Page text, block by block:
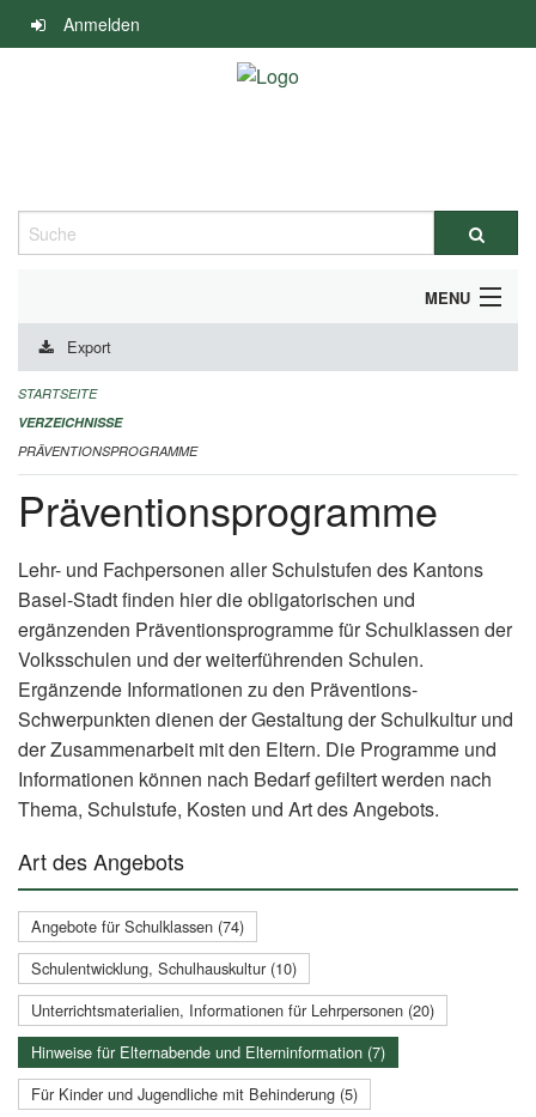
Navigation
überspringen
Anmelden
Suche
MENU
DURCHFÜHRUNG UND FINANZIERUNG
IMPRESSUM
Export
STARTSEITE
VERZEICHNISSE
PRÄVENTIONSPROGRAMME
Präventionsprogramme
Lehr- und Fachpersonen aller Schulstufen des Kantons
Basel-Stadt finden hier die obligatorischen und
ergänzenden Präventionsprogramme für Schulklassen der
Volksschulen und der weiterführenden Schulen.
Ergänzende Informationen zu den Präventions-
Schwerpunkten dienen der Gestaltung der Schulkultur und
der Zusammenarbeit mit den Eltern. Die Programme und
Informationen können nach Bedarf gefiltert werden nach
Thema, Schulstufe, Kosten und Art des Angebots.
Art des Angebots
Angebote für Schulklassen (74)
Schulentwicklung, Schulhauskultur (10)
Unterrichtsmaterialien, Informationen für Lehrpersonen (20)
Hinweise für Elternabende und Elterninformation (7)
Für Kinder und Jugendliche mit Behinderung (5)